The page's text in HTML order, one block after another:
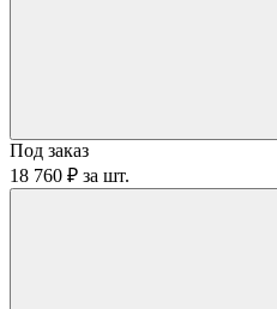
Под заказ
18 760 ₽ за шт.